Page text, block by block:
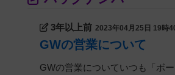
3年以上前 2023年04月25日 19時
GWの営業について
GWの営業についていつも「ボ